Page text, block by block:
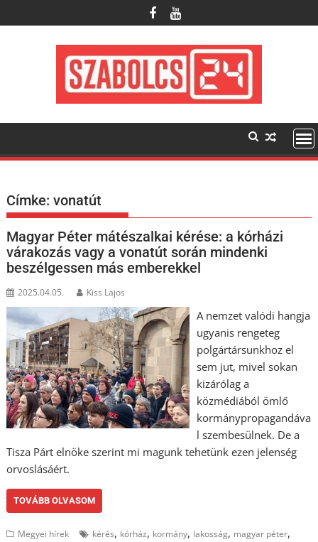
to
Címke:vonatút
Magyar Péter mátészalkai kérése: a kórházi
várakozás vagy a vonatút során mindenki
beszélgessen más emberekkel
2025.04.05. Kiss Lajos
A nemzet valódi hangja
ugyanis rengeteg
polgártársunkhoz el
sem jut, mivel sokan
kizárólag a
közmédiából ömlő
kormánypropagandáva
l szembesülnek. De a
Tisza Párt elnöke szerint mi magunk tehetünk ezen jelenség
orvoslásáért.
TOVÁBB OLVASOM
Megyei hírek kérés, kórház, kormány, lakosság, magyar péter,